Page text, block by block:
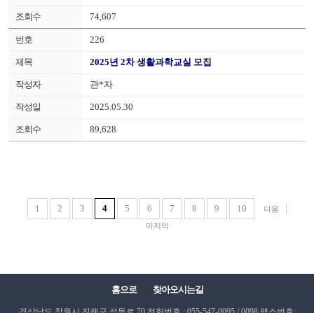
74,607
226
2025년 2차 생활과학교실 모집
관*자
2025.05.30
89,628
1 2 3 4 5 6 7 8 9 10
다음
마지막
홈으로 찾아오시는길